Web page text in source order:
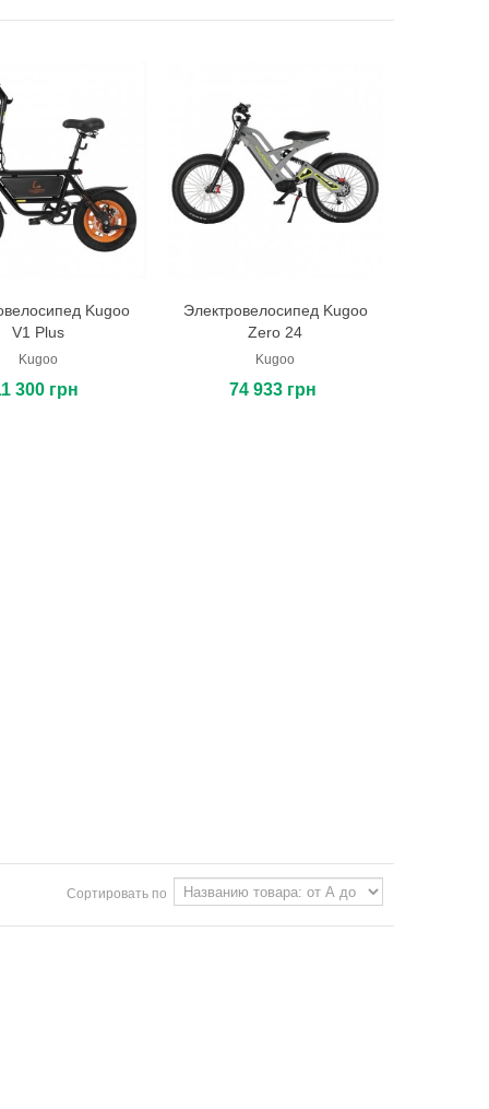
корзину
Kugoo
V1 Plus
Kugoo
300 грн
В корзину
Электровелосипед Kugoo
Zero 24
Kugoo
74 933 грн
Сортировать по